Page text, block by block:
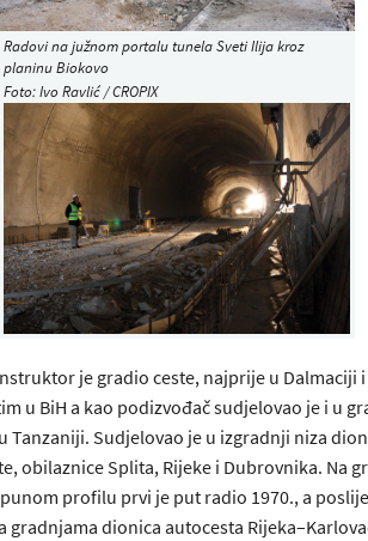
Radovi na južnom portalu tunela Sveti Ilija kroz
planinu Biokovo
Foto: Ivo Ravlić / CROPIX
je gradio ceste, najprije u Dalmaciji
u BiH a kao podizvođač sudjelovao je i u
Tanzaniji. Sudjelovao je u izgradnji niza
obilaznice Splita, Rijeke i Dubrovnika. Na
profilu prvi je put radio 1970., a
gradnjama dionica autocesta